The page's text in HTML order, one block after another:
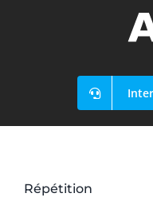
Répétition